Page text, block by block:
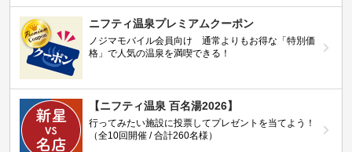
ニフティ温泉プレミアムクーポン
ノジマモバイル会員向け 通常よりもお得な「特別価
格」で人気の温泉を満喫できる！
【ニフティ温泉 百名湯2026】
行ってみたい施設に投票してプレゼントを当てよう！
（全10回開催 / 合計260名様）